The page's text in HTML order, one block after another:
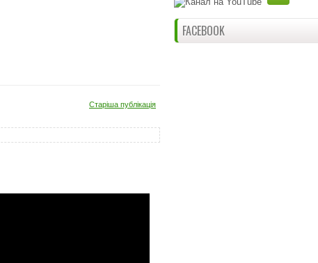
Старіша публікація
FACEBOOK